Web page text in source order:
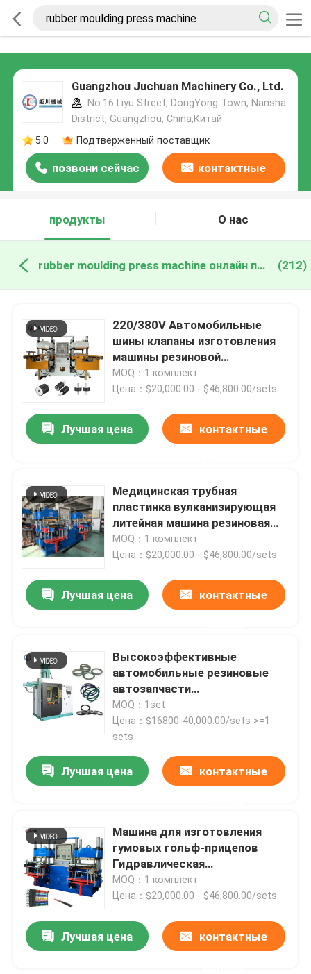
Guangzhou Juchuan Machinery Co., Ltd.
No.16 Liyu Street, DongYong Town, Nansha
District, Guangzhou, China,Китай
5.0
Подтверженный поставщик
позвони сейчас контактные
продукты
О нас
rubber moulding press machine онлайн производство (212)
220/380V Автомобильные
шины клапаны изготовления
машины резиновой
вулканизирующей пресс-
машины
MOQ：1 комплект
Цена：$20,000.00 - $46,800.00/sets
Лучшая цена контактные
Медицинская трубная
пластинка вулканизирующая
литейная машина резиновая
вулканизирующая прессная
машина
MOQ：1 комплект
Цена：$20,000.00 - $46,800.00/sets
Лучшая цена контактные
Высокоэффективные
автомобильные резиновые
автозапчасти
изготовительная машина/
инжекционная литья запасные
части
MOQ：1set
Цена：$16800-40,000.00/sets >=1
sets
Лучшая цена контактные
Машина для изготовления
гумовых гольф-прицепов
Гидравлическая
вулканизирующая машина
MOQ：1 комплект
Цена：$20,000.00 - $46,800.00/sets
Лучшая цена контактные